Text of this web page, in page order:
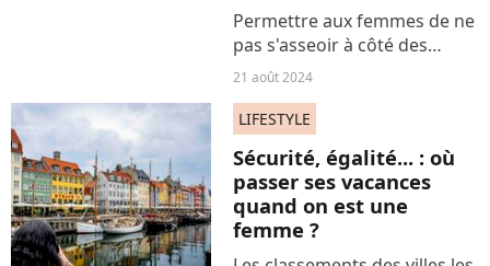
Permettre aux femmes de ne
pas s'asseoir à côté des
hommes lorsqu'elles
la toute nouvelle initiative
d'une célèbre compagnie
aérienne. Qui fait
beaucoup,...
21 août 2024
LIFESTYLE
Sécurité, égalité... : où
passer ses vacances
quand on est une
femme ?